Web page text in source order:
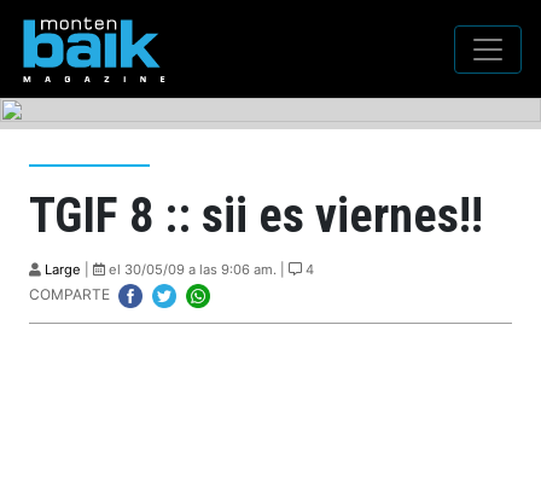
TGIF 8 :: sii es viernes!!
Large el 30/05/09 a las 9:06 am. | 4
COMPARTE